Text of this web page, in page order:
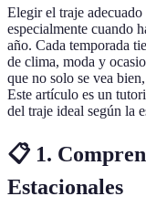
Elegir el traje
especialmente cuando
año. Cada temporada
de clima, moda y
que no solo se vea
Este artículo es un
del traje ideal según la
📋 1.
Estacionales